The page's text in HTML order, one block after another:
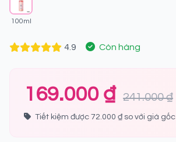
100ml
4.9 Còn hàng
169.000 ₫ 241.000 ₫
Tiết kiệm được 72.000 ₫ so với giá gốc